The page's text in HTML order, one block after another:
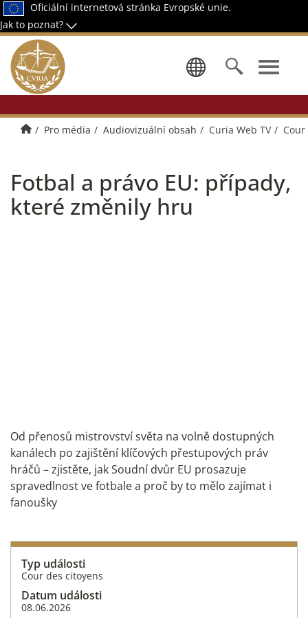
Oficiální internetová stránka Evropské unie.
Jak to poznat?
Zvolte
Úvodní stránka
Pro média Audiovizuální obsah Curia Web TV
Fotbal a právo EU: případy,
které změnily hru
Od přenosů mistrovství světa na volně dostupných
kanálech po zajištění klíčových přestupových práv
hráčů – zjistěte, jak Soudní dvůr EU prosazuje
spravedlnost ve fotbale a proč by to mělo zajímat i
fanoušky
Typ události
Cour des citoyens
Datum události
08.06.2026